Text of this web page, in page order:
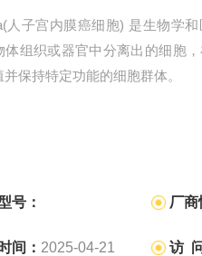
人子宫内膜癌细胞) 是生物学
体组织或器官中分离出的细胞
保持特定功能的细胞群体。
号： 厂商
间： 2025-04-21 访